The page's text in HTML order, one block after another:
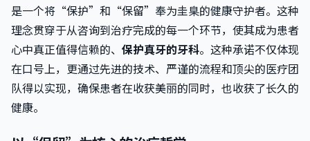
是一个将“保护”和“保留”奉为圭臬的健康守护者。这种
理念贯穿于从咨询到治疗完成的每一个环节，使其成为患者
心中真正值得信赖的、 保护真牙的牙科。这种承诺不仅体现
在口号上，更通过先进的技术、严谨的流程和顶尖的医疗团
队得以实现，确保患者在收获美丽的同时，也收获了长久的
健康。